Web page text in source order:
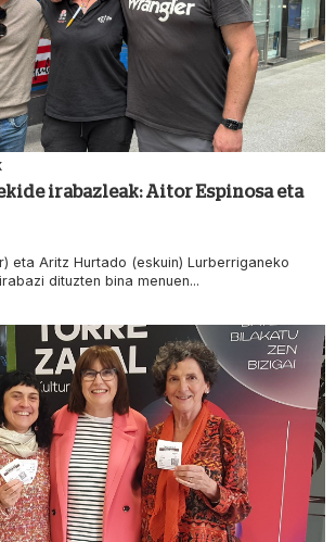
irabazleak: Aitor Espinosa eta
eta Aritz Hurtado (eskuin) Lurberriganeko
dituzten bina menuen...